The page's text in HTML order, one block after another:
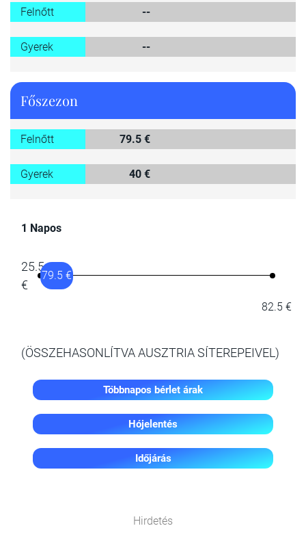
Felnőtt --
Gyerek --
Főszezon
Felnőtt 79.5 €
Gyerek 40 €
1 Napos
25.5
€
79.5 €
82.5 €
(ÖSSZEHASONLÍTVA AUSZTRIA SÍTEREPEIVEL)
Többnapos bérlet árak
Hójelentés
Időjárás
Hirdetés